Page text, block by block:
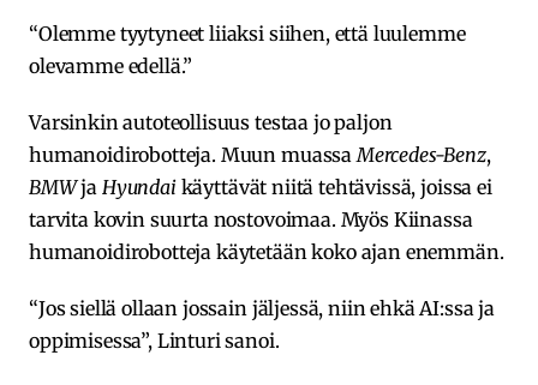
“Olemme tyytyneet liiaksi siihen, että luulemme
olevamme edellä.”
Varsinkin autoteollisuus testaa jo paljon
humanoidirobotteja. Muun muassa Mercedes-Benz,
BMWja Hyundaikäyttävät niitä tehtävissä, joissa ei
tarvita kovin suurta nostovoimaa. Myös Kiinassa
humanoidirobotteja käytetään koko ajan enemmän.
“Jos siellä ollaan jossain jäljessä, niin ehkä AI:ssa ja
oppimisessa”, Linturi sanoi.